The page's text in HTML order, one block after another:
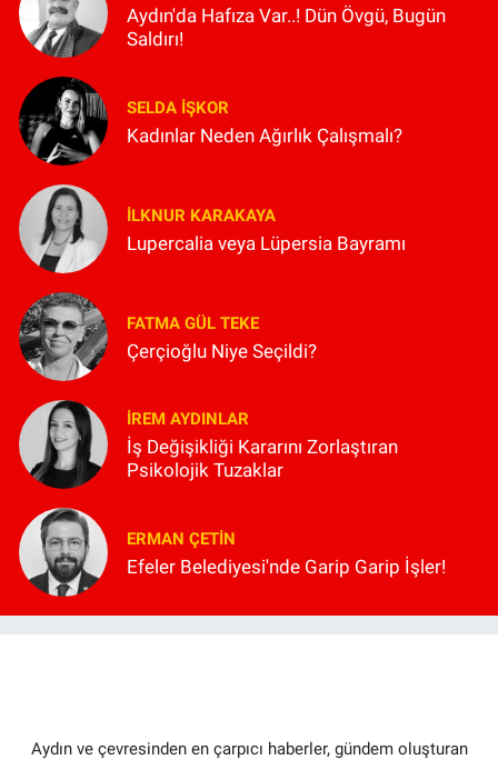
Aydın'da Hafıza Var..! Dün Övgü, Bugün
Saldırı!
SELDA İŞKOR
Kadınlar Neden Ağırlık Çalışmalı?
İLKNUR KARAKAYA
Lupercalia veya Lüpersia Bayramı
FATMA GÜL TEKE
Çerçioğlu Niye Seçildi?
İREM AYDINLAR
İş Değişikliği Kararını Zorlaştıran
Psikolojik Tuzaklar
ERMAN ÇETIN
Efeler Belediyesi'nde Garip Garip İşler!
Aydın ve çevresinden en çarpıcı haberler, gündem oluşturan